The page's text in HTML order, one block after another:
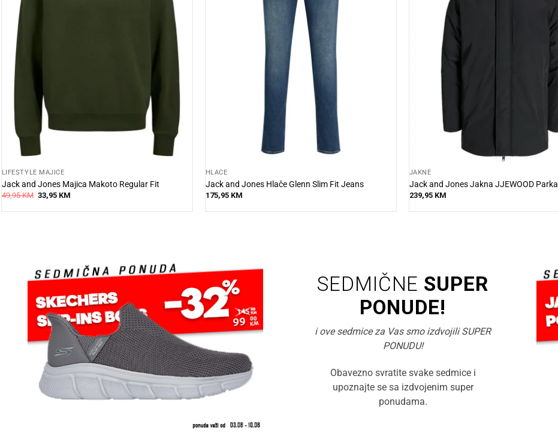
LIFESTYLE MAJICE
Jack and Jones Majica Makoto Regular Fit
49,95KM Original
price
was:
33,95 KMCurrent
is:
HLAČE
Jack and Jones Hlače Glenn Slim Fit Jeans
175,95 KM
JAKNE
Jack and Jones Jakna JJEWOOD Parka
239,95 KM
SEDMIČNE SUPER
PONUDE!
i ove sedmice za Vas smo izdvojili SUPER
PONUDU!
Obavezno svratite svake sedmice i
upoznajte se sa izdvojenim super
ponudama.